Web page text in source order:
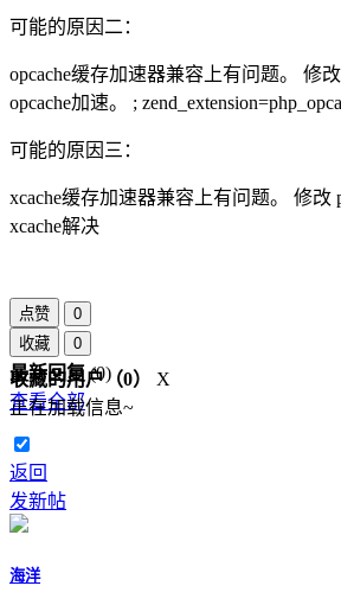
可能的原因二：
opcache缓存加速器兼容上有问题。 修
opcache加速。 ;
可能的原因三：
xcache缓存加速器兼容上有问题。 修改
xcache解决
点赞
0
收藏
0
收藏的用户（0）
X
正在加载信息~
最新回复(0)
查看全部
返回
发新帖
海洋